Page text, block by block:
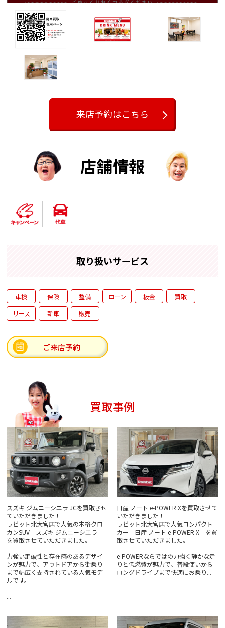
リンクサービスをご用
間を少しでもリラック
意しておりますので、
。お車の査定結果をお待
ち合わせ、お乗り換えの
くつろぎいただけます。
って「入りやすい」
を大切にしています。お
車の価値を知りたい」
ださい。
域のお客様にとって身近
しみいただきながら、ご
のご来店を心よりお待ち
お話しいただけるよう、ゆとりを
意しております。お車のご売却や
のご提案などもこちらのスペース
金額だけをお伝えするのではなく
か、現在の中古車市場がどのよう
すくご説明し、ご納得いただける
ラビット北大宮店では、全国の中
ネットワークを活用し、お客様の
おります。無理な営業や強引な商
お乗り換えをご検討の際は、ぜひ
談ください。
来店予約はこちら
店舗情報
取り扱いサービス
車検 保険 整備 ローン 板金
買取
リース
新車 販売
ご来店予約
買取事例
スズキ ジムニーシエラ JCを買取させ
ていただきました！
ラビット北大宮店で人気の本格クロ
カンSUV「スズキ ジムニーシエラ」
を買取させていただきました。
力強い走破性と存在感のあるデザイ
ンが魅力で、アウトドアから街乗り
まで幅広く支持されている人気モデ
ルです。
...
日産 ノート e-POWER Xを買取させて
いただきました！
ラビット北大宮店で人気コンパクト
カー「日産 ノート e-POWER X」を買
取させていただきました。
e-POWERならではの力強く静かな走
りと低燃費が魅力で、普段使いから
ロングドライブまで快適にお乗り...